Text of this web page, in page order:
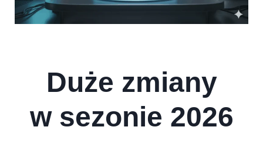
Duże zmiany
w sezonie 2026